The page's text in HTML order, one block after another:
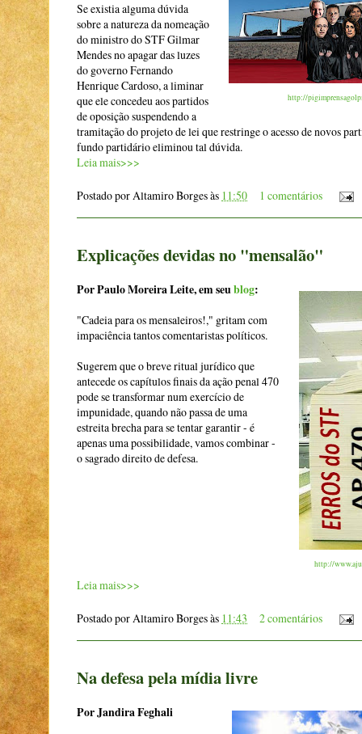
http://
Se existia alguma dúvida
sobre a natureza da nomeação
do ministro do STF Gilmar
Mendes no apagar das luzes
do governo Fernando
Henrique Cardoso, a liminar
que ele concedeu aos partidos
de oposição suspendendo a
tramitação do projeto de lei que restringe o acesso de novos
fundo partidário eliminou tal dúvida.
Leia mais>>>
Postado porAltamiro Borgesàs 11:50 1 comentários
Explicações devidas no "mensalão"
http://
Por Paulo Moreira Leite, em seublog:
"Cadeia para os mensaleiros!," gritam com
impaciência tantos comentaristas políticos.
Sugerem que o breve ritual jurídico que
antecede os capítulos finais da ação penal 470
pode se transformar num exercício de
impunidade, quando não passa de uma
estreita brecha para se tentar garantir - é
apenas uma possibilidade, vamos combinar -
o sagrado direito de defesa.
Leia mais>>>
Postado porAltamiro Borgesàs 11:43 2 comentários
Na defesa pela mídia livre
Por Jandira Feghali